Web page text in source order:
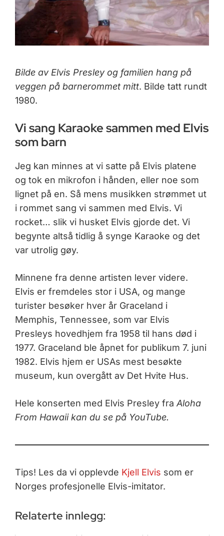
Bilde av Elvis Presley og familien hang på
veggen på barnerommet mitt. Bilde tatt rundt
1980.
Vi sang Karaoke sammen med Elvis
som barn
Jeg kan minnes at vi satte på Elvis platene
og tok en mikrofon i hånden, eller noe som
lignet på en. Så mens musikken strømmet ut
i rommet sang vi sammen med Elvis. Vi
rocket… slik vi husket Elvis gjorde det. Vi
begynte altså tidlig å synge Karaoke og det
var utrolig gøy.
Minnene fra denne artisten lever videre.
Elvis er fremdeles stor i USA, og mange
turister besøker hver år Graceland i
Memphis, Tennessee, som var Elvis
Presleys hovedhjem fra 1958 til hans død i
1977. Graceland ble åpnet for publikum 7. juni
1982. Elvis hjem er USAs mest besøkte
museum, kun overgått av Det Hvite Hus.
Hele konserten med Elvis Presley fraAloha
From Hawaii kan du se på YouTube.
Tips! Les da vi opplevde Kjell Elvis som er
Norges profesjonelle Elvis-imitator.
Relaterte innlegg: